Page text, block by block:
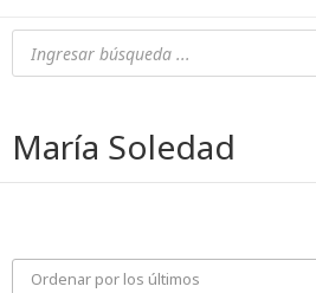
María Soledad
Ordenar por los últimos